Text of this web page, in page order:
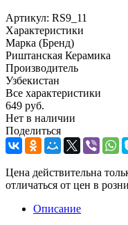
Артикул: RS9_11
Характеристики
Марка (Бренд)
Риштанская Керамика
Производитель
Узбекистан
Все характеристики
649 руб.
Нет в наличии
Поделиться
Цена действительна
отличаться от цен в
Описание